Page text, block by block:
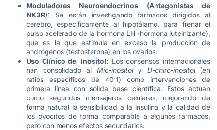
Moduladores Neuroendocrinos (Antagonistas de
NK3R): Se están investigando fármacos dirigidos al
cerebro, específicamente al hipotálamo, para frenar el
pulso acelerado de la hormona LH (hormona luteinizante),
que es la que estimula en exceso la producción de
andrógenos (testosterona) en los ovarios.
Uso Clínico del Inositol: Los consensos internacionales
han consolidado al Mio-inositoly D-chiro-inositol(en
ratios específicos de 40:1) como intervenciones de
primera línea con sólida base científica. Estos actúan
como segundos mensajeros celulares, mejorando de
forma natural la sensibilidad a la insulina y la calidad de
los ovocitos de forma comparable a algunos fármacos,
pero con menos efectos secundarios.